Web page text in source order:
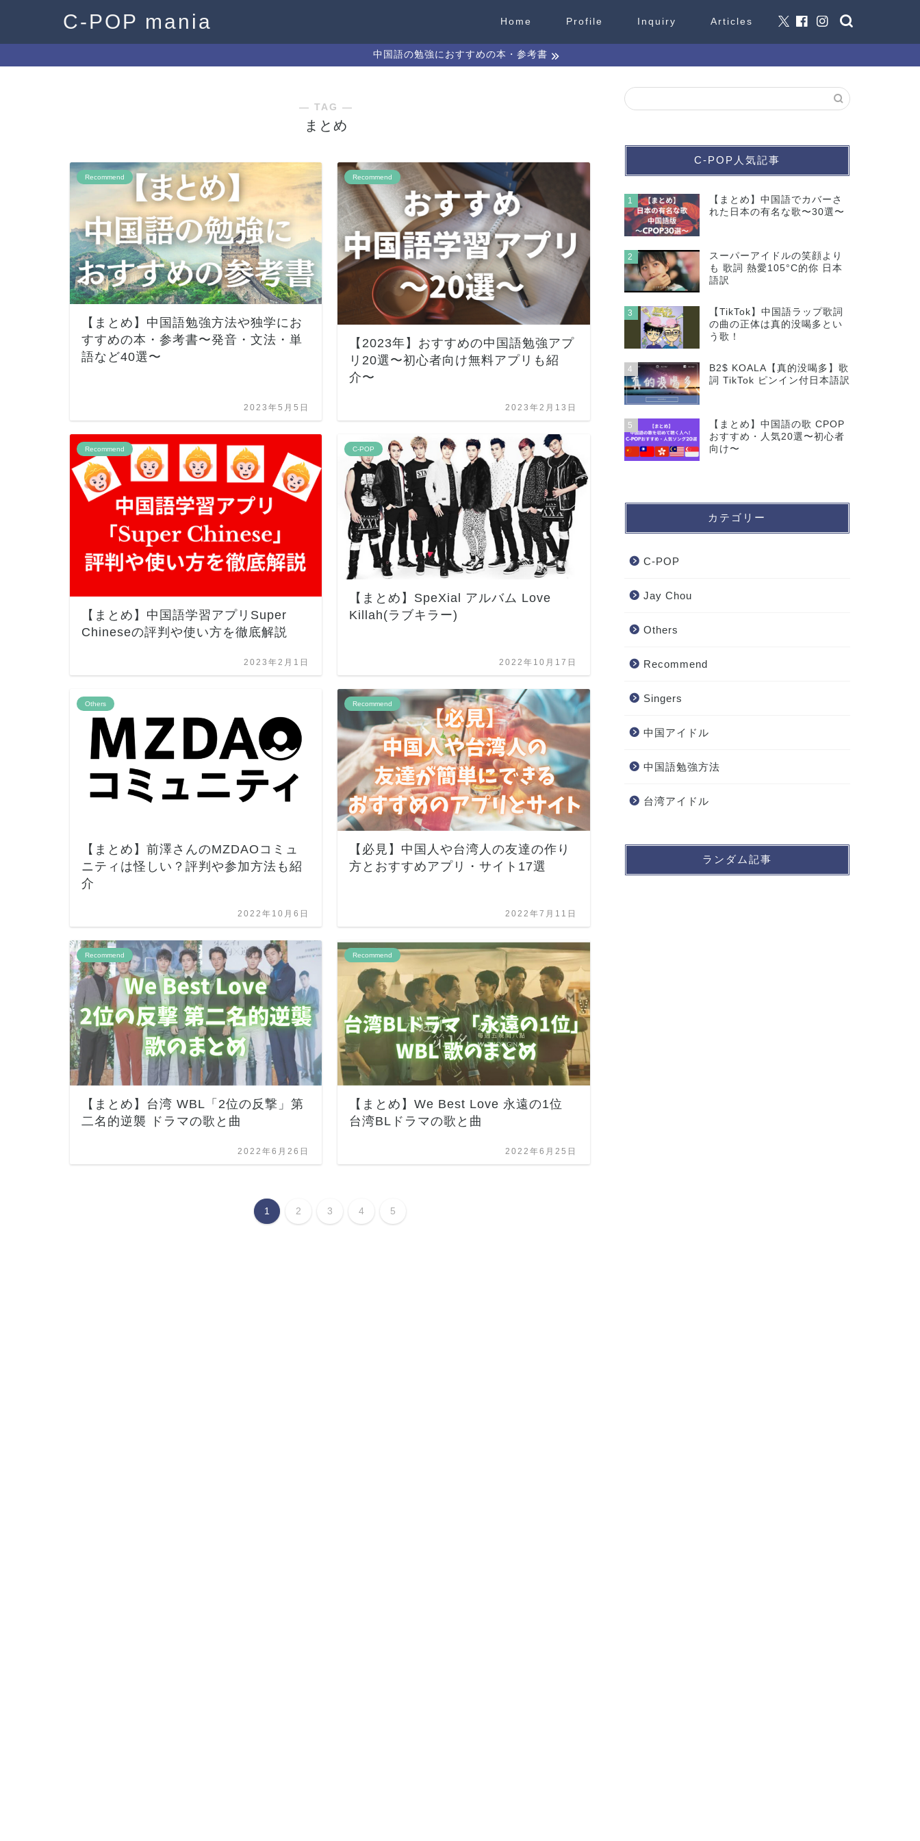
C-POP mania Home Profile Inquiry Articles
中国語の勉強におすすめの本・参考書
― TAG ―
まとめ
Recommend
【まとめ】中国語勉強方法や独学にお
すすめの本・参考書〜発音・文法・単
語など40選〜
2023年5月5日
Recommend
【2023年】おすすめの中国語勉強アプ
リ20選〜初心者向け無料アプリも紹
介〜
2023年2月13日
Recommend
【まとめ】中国語学習アプリSuper
Chineseの評判や使い方を徹底解説
2023年2月1日
C-POP
【まとめ】SpeXial アルバム Love
Killah(ラブキラー)
2022年10月17日
Others
【まとめ】前澤さんのMZDAOコミュ
ニティは怪しい？評判や参加方法も紹
介
2022年10月6日
Recommend
【必見】中国人や台湾人の友達の作り
方とおすすめアプリ・サイト17選
2022年7月11日
Recommend
【まとめ】台湾 WBL「2位の反撃」第
二名的逆襲 ドラマの歌と曲
2022年6月26日
Recommend
【まとめ】We Best Love 永遠の1位
台湾BLドラマの歌と曲
2022年6月25日
1 2 3 4 5
C-POP人気記事
1
【まとめ】中国語でカバーさ
れた日本の有名な歌〜30選〜
2
スーパーアイドルの笑顔より
も 歌詞 熱愛105°C的你 日本
語訳
3
【TikTok】中国語ラップ歌詞
の曲の正体は真的没喝多とい
う歌！
4
B2$ KOALA【真的没喝多】歌
詞 TikTok ピンイン付日本語訳
5
【まとめ】中国語の歌 CPOP
おすすめ・人気20選〜初心者
向け〜
カテゴリー
C-POP
Jay Chou
Others
Recommend
Singers
中国アイドル
中国語勉強方法
台湾アイドル
ランダム記事